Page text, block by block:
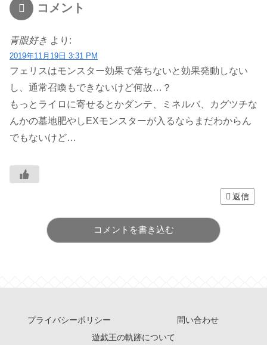
コメント
青眼好き より:
2019年11月19日 3:31 PM
フェリスはモンスター効果で落ちないと効果発動しない
し、通常召喚もできないけど何故…？
もっとライロに寄せるとかダンテ、ミネルバ、カグツチな
んかの墓地肥やしEXモンスターが入るならまだわからん
でもないけど…
返信
コメントを書き込む
プライバシーポリシー
問い合わせ
遊戯王の軌跡について